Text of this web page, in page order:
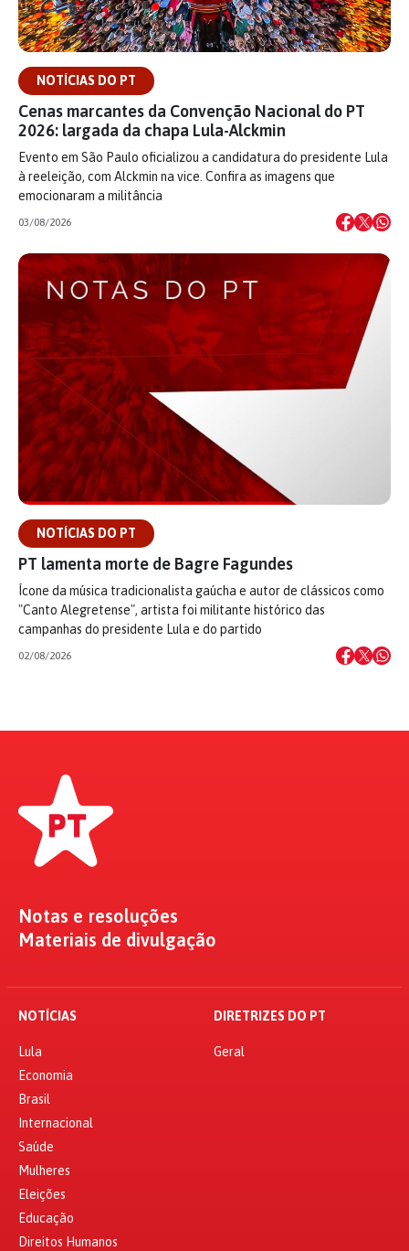
NOTÍCIAS DO PT
Cenas marcantes da Convenção Nacional do PT
2026: largada da chapa Lula-Alckmin
Evento em São Paulo oficializou a candidatura do presidente Lula
à reeleição, com Alckmin na vice. Confira as imagens que
emocionaram a militância
03/08/2026
NOTÍCIAS DO PT
PT lamenta morte de Bagre Fagundes
Ícone da música tradicionalista gaúcha e autor de clássicos como
"Canto Alegretense", artista foi militante histórico das
campanhas do presidente Lula e do partido
02/08/2026
Notas e resoluções
Materiais de divulgação
NOTÍCIAS
Lula
Economia
Brasil
Internacional
Saúde
Mulheres
Eleições
Educação
Direitos Humanos
DIRETRIZES DO PT
Geral